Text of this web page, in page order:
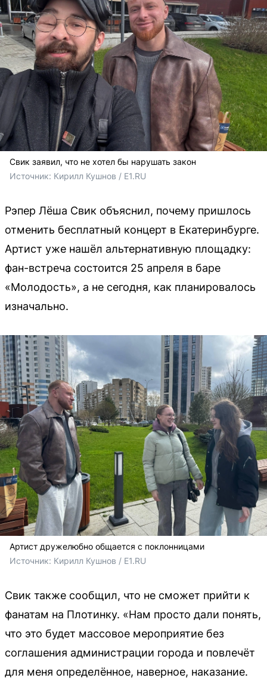
Свик заявил, что не хотел бы нарушать закон
Источник: Кирилл Кушнов / E1.RU
Рэпер Лёша Свик объяснил, почему пришлось
отменить бесплатный концерт в Екатеринбурге.
Артист уже нашёл альтернативную площадку:
фан-встреча состоится 25 апреля в баре
«Молодость», а не сегодня, как планировалось
изначально.
Артист дружелюбно общается с поклонницами
Источник: Кирилл Кушнов / E1.RU
Свик также сообщил, что не сможет прийти к
фанатам на Плотинку. «Нам просто дали понять,
что это будет массовое мероприятие без
соглашения администрации города и повлечёт
для меня определённое, наверное, наказание.